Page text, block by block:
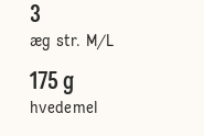
3
æg str. M/L
175 g
hvedemel